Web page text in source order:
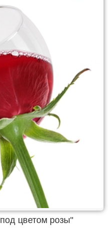
цветом розы"